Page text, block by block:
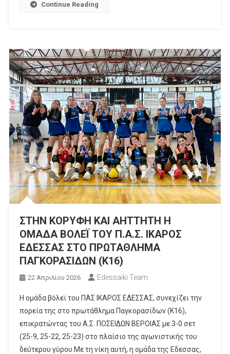
Continue Reading
ΣΤΗΝ ΚΟΡΥΦΗ ΚΑΙ ΑΗΤΤΗΤΗ Η
ΟΜΑΔΑ ΒΟΛΕΪ ΤΟΥ Π.Α.Σ. ΙΚΑΡΟΣ
ΕΔΕΣΣΑΣ ΣΤΟ ΠΡΩΤΑΘΛΗΜΑ
ΠΑΓΚΟΡΑΣΙΔΩΝ (Κ16)
22 Απριλίου 2026 Edessaiki Team
H ομάδα βόλεϊ του ΠΑΣ ΙΚΑΡΟΣ ΕΔΕΣΣΑΣ, συνεχίζει την
πορεία της στο πρωτάθλημα Παγκορασίδων (Κ16),
επικρατώντας του Α.Σ. ΠΟΣΕΙΔΩΝ ΒΕΡΟΙΑΣ με 3-0 σετ
(25-9, 25-22, 25-23) στο πλαίσιο της αγωνιστικής του
δεύτερου γύρου.Με τη νίκη αυτή, η ομάδα της Εδεσσας,